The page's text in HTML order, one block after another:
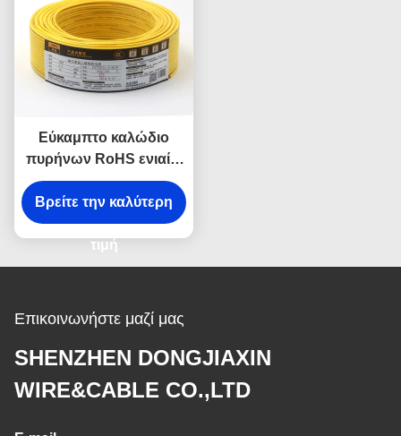
Εύκαμπτο καλώδιο
πυρήνων RoHS ενιαίο,
μονώνοντας καλώδιο
οικοδόμησης καλωδίων
χαλκού PVC h05v-Κ
h07v-Κ
Βρείτε την καλύτερη
τιμή
Επικοινωνήστε μαζί μας
SHENZHEN DONGJIAXIN
WIRE&CABLE CO.,LTD